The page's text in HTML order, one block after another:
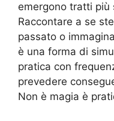
emergono tratti
Raccontare a se
passato o
è una forma di
pratica con
prevedere
Non è magia è